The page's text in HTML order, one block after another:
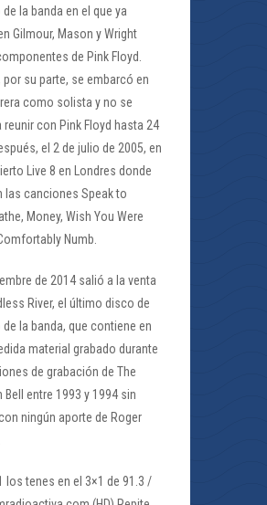
la banda en el que ya
Gilmour, Mason y Wright
de Pink Floyd.
por su parte, se embarcó en
como solista y no se
reunir con Pink Floyd hasta 24
el 2 de julio de 2005, en
Live 8 en Londres donde
las canciones Speak to
Money, Wish You Were
Numb.
de 2014 salió a la venta
River, el último disco de
la banda, que contiene en
material grabado durante
de grabación de The
Bell entre 1993 y 1994 sin
ningún aporte de Roger
los tenes en el 3×1 de 91.3 /